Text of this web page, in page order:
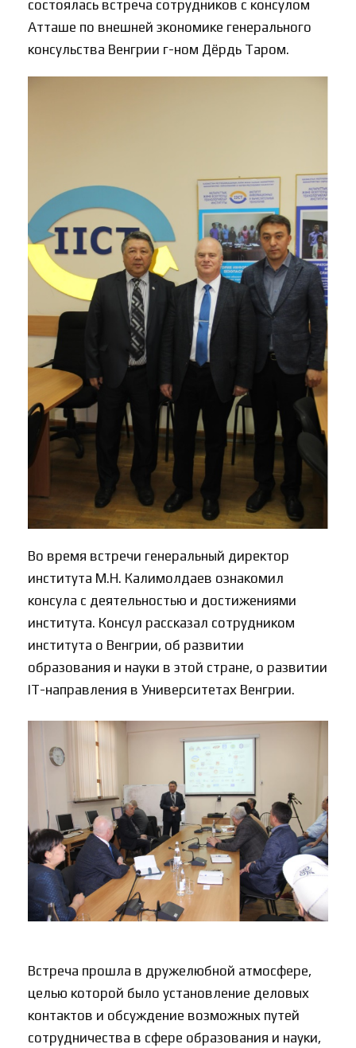
состоялась встреча сотрудников с консулом
Атташе по внешней экономике генерального
консульства Венгрии г-ном Дёрдь Таром.
Во время встречи генеральный директор
института М.Н. Калимолдаев ознакомил
консула с деятельностью и достижениями
института. Консул рассказал сотрудником
института о Венгрии, об развитии
образования и науки в этой стране, о развитии
IT-направления в Университетах Венгрии.
Встреча прошла в дружелюбной атмосфере,
целью которой было установление деловых
контактов и обсуждение возможных путей
сотрудничества в сфере образования и науки,